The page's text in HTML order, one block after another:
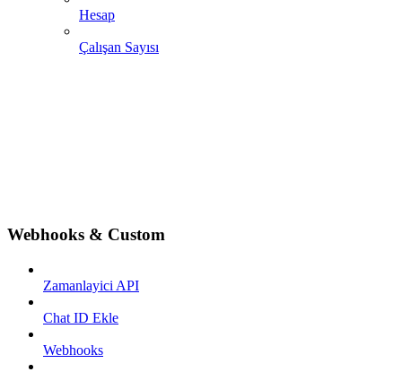
Hesap
Çalışan Sayısı
Webhooks & Custom
Zamanlayici API
Chat ID Ekle
Webhooks